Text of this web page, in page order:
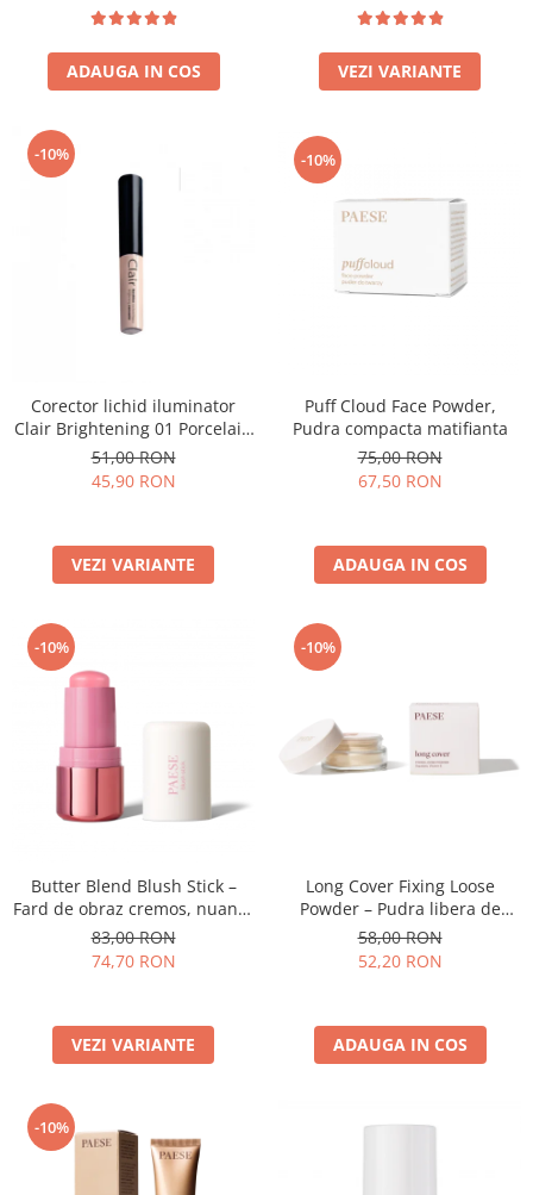
ADAUGA IN COS VEZI VARIANTE
-10%
Corector lichid iluminator
Clair Brightening 01 Porcelain
- 6ml
51,00 RON
45,90 RON
VEZI VARIANTE
-10%
Puff Cloud Face Powder,
Pudra compacta matifianta
75,00 RON
67,50 RON
ADAUGA IN COS
-10%
Butter Blend Blush Stick –
Fard de obraz cremos, nuanta
01 PEONY - 6G
83,00 RON
74,70 RON
VEZI VARIANTE
-10%
Long Cover Fixing Loose
Powder – Pudra libera de
fixare
58,00 RON
52,20 RON
ADAUGA IN COS
-10%